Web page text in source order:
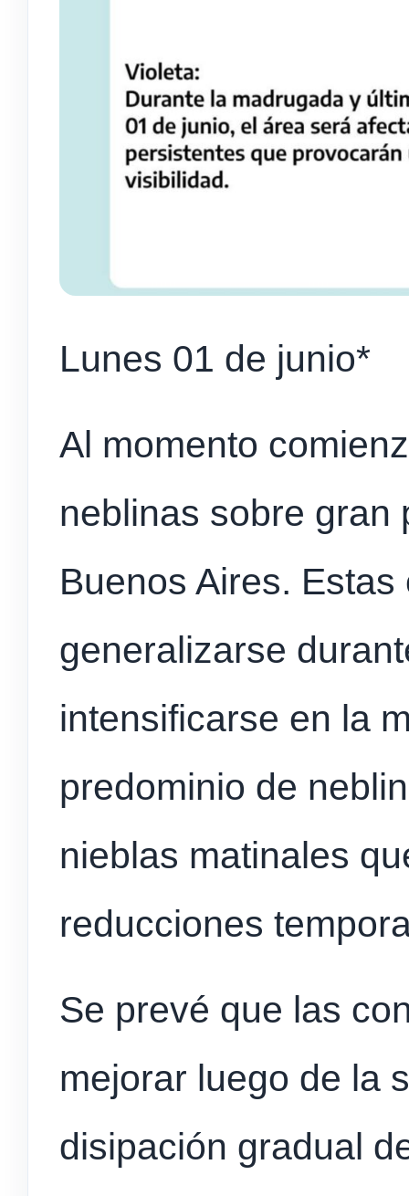
Lunes 01 de junio*
Al momento
neblinas sobre gran
Buenos Aires.
generalizarse
intensificarse en la
predominio de
nieblas matinales
reducciones
Se prevé que las
mejorar luego de la
disipación gradual